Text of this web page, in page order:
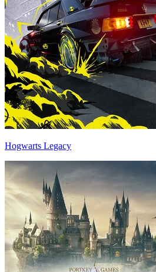
Hogwarts Legacy